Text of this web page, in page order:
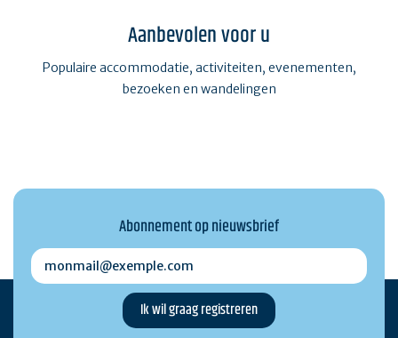
Aanbevolen voor u
Populaire accommodatie, activiteiten, evenementen,
bezoeken en wandelingen
Abonnement op nieuwsbrief
monmail@exemple.com